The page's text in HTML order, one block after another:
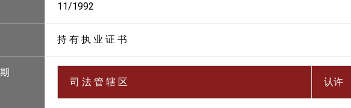
11/1992
持 有 执 业 证 书
司 法 管 辖 区
认许